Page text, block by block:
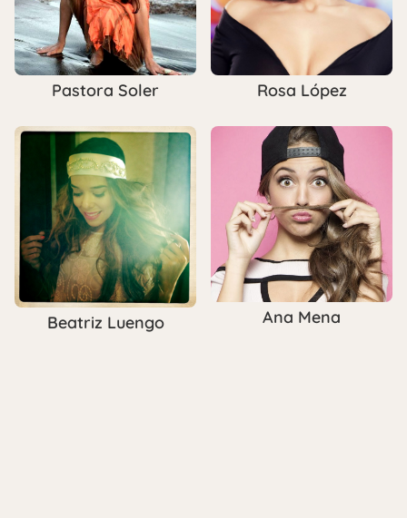
Pastora Soler Rosa López
Beatriz Luengo Ana Mena